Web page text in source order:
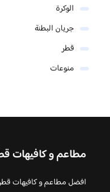
الوكرة
جريان البطنة
قطر
منوعات
مطاعم و كافيهات
افضل مطاعم و كافيهات